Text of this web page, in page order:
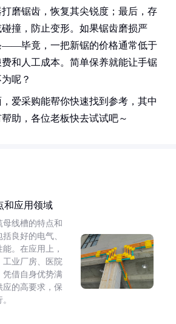
磨锯齿，恢复其尖锐度；最后，存
撞，防止变形。如果锯齿磨损严
——毕竟，一把新锯的价格通常低于
和人工成本。简单保养就能让手锯
呢？
爱采购能帮你快速找到参考，其中
助，各位老板快去试试吧～
和应用领域
线槽的特点和
良好的电气、
。在应用上，
工业厂房、医院
凭借自身优势满
应的高要求，保